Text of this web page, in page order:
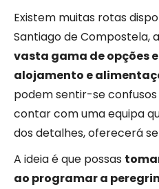
Existem muitas rotas
Santiago de Compostela,
vasta gama de opções
alojamento e
podem sentir-se
contar com uma equipa
dos detalhes, oferecerá
A ideia é que possas
ao programar a